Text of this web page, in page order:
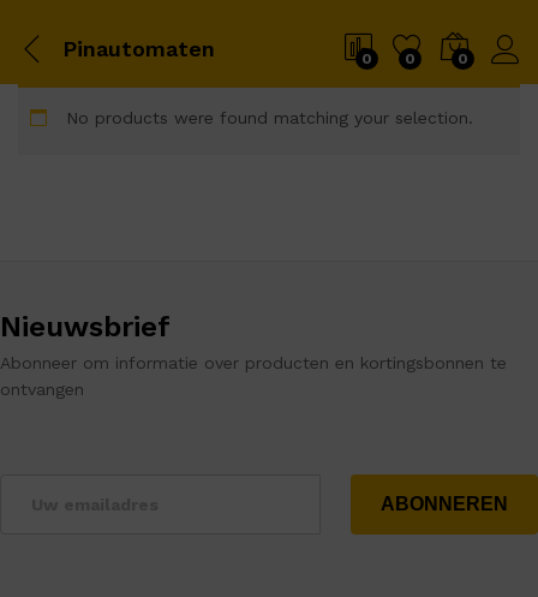
Pinautomaten 0 0 0
No products were found matching your selection.
Nieuwsbrief
Abonneer om informatie over producten en kortingsbonnen te
ontvangen